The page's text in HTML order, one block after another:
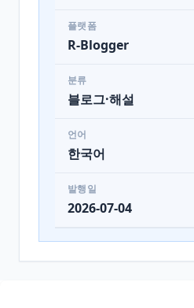
플랫폼
R-Blogger
분류
블로그·해설
언어
한국어
발행일
2026-07-04